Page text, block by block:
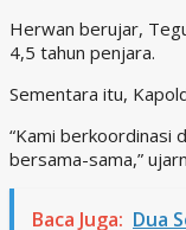
Herwan berujar,
4,5 tahun penjara.
Sementara itu,
“Kami berkoordinasi
bersama-sama,”
Baca Juga: Dua